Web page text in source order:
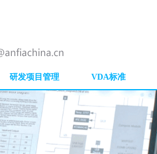
研发项目管理 VDA标准